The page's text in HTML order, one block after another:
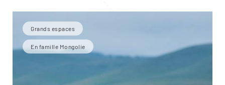
Grands espaces
En famille Mongolie